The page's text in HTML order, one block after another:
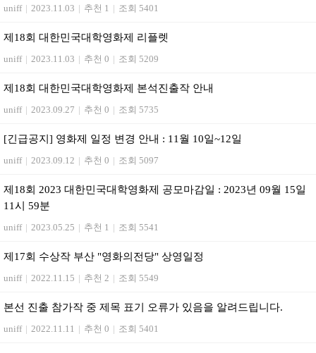
uniff | 2023.11.03 | 추천 1 | 조회 5401
제18회 대한민국대학영화제 리플렛
uniff | 2023.11.03 | 추천 0 | 조회 5209
제18회 대한민국대학영화제 본석진출작 안내
uniff | 2023.09.27 | 추천 0 | 조회 5735
[긴급공지] 영화제 일정 변경 안내 : 11월 10일~12일
uniff | 2023.09.12 | 추천 0 | 조회 5097
제18회 2023 대한민국대학영화제 공모마감일 : 2023년 09월 15일
11시 59분
uniff | 2023.05.25 | 추천 1 | 조회 5541
제17회 수상작 부산 "영화의전당" 상영일정
uniff | 2022.11.15 | 추천 2 | 조회 5549
본선 진출 참가작 중 제목 표기 오류가 있음을 알려드립니다.
uniff | 2022.11.11 | 추천 0 | 조회 5401